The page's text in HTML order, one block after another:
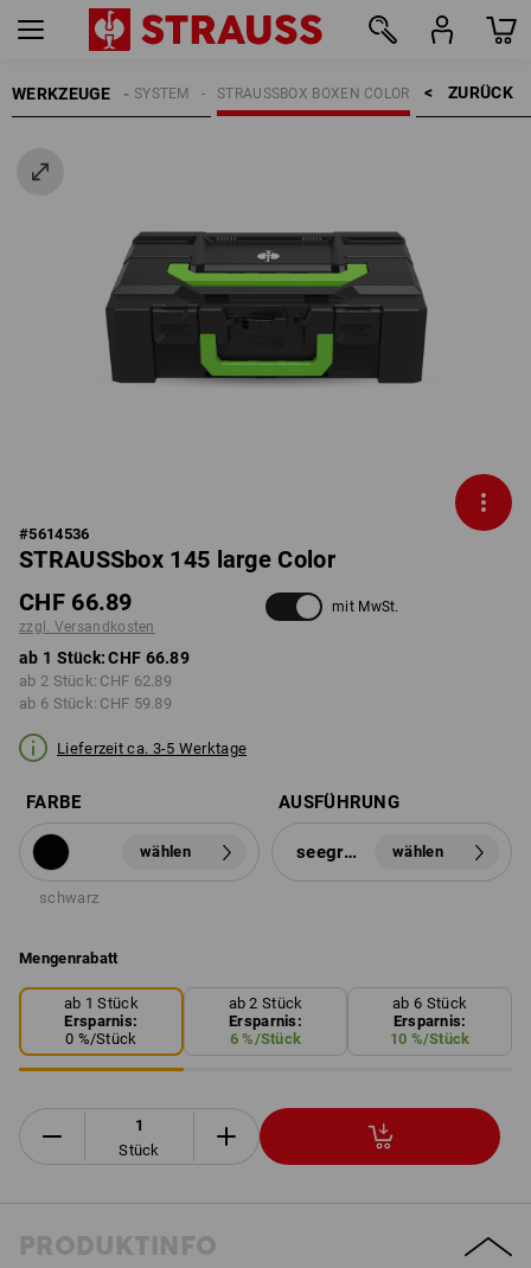
WERKZEUGE ZURÜCK    >
STRAUSSBOX BOXEN COLOR
STRAUSSBOX SYSTEM
#5614536
STRAUSSbox 145 large Color
CHF 66.89
zzgl. Versandkosten
mit MwSt.
ab 1 Stück: CHF 66.89
ab 2 Stück: CHF 62.89
ab 6 Stück: CHF 59.89
Lieferzeit ca. 3-5 Werktage
FARBE
wählen
schwarz
AUSFÜHRUNG
seegrün wählen
Mengenrabatt
ab 1 Stück
Ersparnis:
0 %/Stück
ab 2 Stück
Ersparnis:
6%/Stück
ab 6 Stück
Ersparnis:
10 %/Stück
Stück
PRODUKTINFO